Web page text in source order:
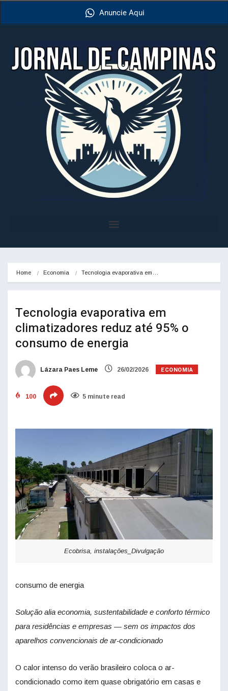
Anuncie Aqui
Home Economia Tecnologia evaporativa em…
Tecnologia evaporativa em
climatizadores reduz até 95% o
consumo de energia
Lázara Paes Leme 26/02/2026 ECONOMIA
100 5 minute read
Ecobrisa, instalações_Divulgação
consumo de energia
Solução alia economia, sustentabilidade e conforto térmico
para residências e empresas — sem os impactos dos
aparelhos convencionais de ar-condicionado
O calor intenso do verão brasileiro coloca o ar-
condicionado como item quase obrigatório em casas e